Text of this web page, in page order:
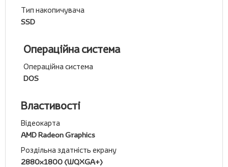
Тип накопичувача
SSD
Операційна система
Операційна система
DOS
Властивості
Відеокарта
AMD Radeon Graphics
Роздільна здатність екрану
2880x1800 (WQXGA+)